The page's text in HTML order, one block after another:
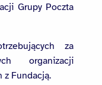
Grupy Poczta
za
organizacji
z Fundacją.